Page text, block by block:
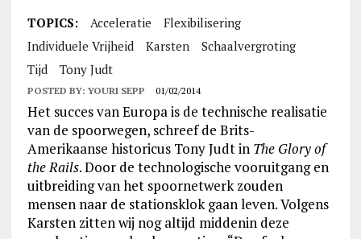
TOPICS: Acceleratie
Flexibilisering
Individuele Vrijheid
Karsten
Schaalvergroting
Tijd
Tony Judt
POSTED BY:YOURI SEPP 01/02/2014
Het succes van Europa is de technische realisatie
van de spoorwegen, schreef de Brits-
Amerikaanse historicus Tony Judt in The Glory of
the Rails. Door de technologische vooruitgang en
uitbreiding van het spoornetwerk zouden
mensen naar de stationsklok gaan leven. Volgens
Karsten zitten wij nog altijd middenin deze